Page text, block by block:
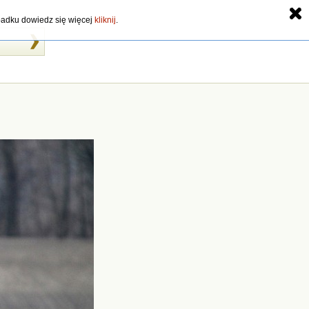
dowiedz się więcej kliknij.